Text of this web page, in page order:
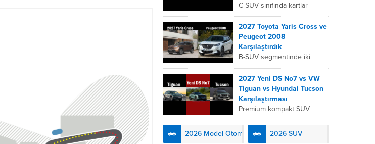
C-SUV sınıfında kartlar
yeniden dağıtıldı. 2027
Renault Boreal, Renault
Duster ve Nissan Qashqai;
her biri farklı bir sürüş
deneyimi, motor...
2027 Toyota Yaris Cross ve
Peugeot 2008
Karşılaştırdık
B-SUV segmentinde iki
önemli oyuncu olan 2027
Toyota Yaris
Cross ve Peugeot 2008,
farklı mühendislik
felsefeleriyle kullanıcıların
hibrit teknolojisindeki
uzmanlığını...
2027 Yeni DS No7 vs VW
Tiguan vs Hyundai Tucson
Karşılaştırması
Premium kompakt SUV
isteyen 2027 DS No7,
2026 Model Otomobiller 2026 SUV